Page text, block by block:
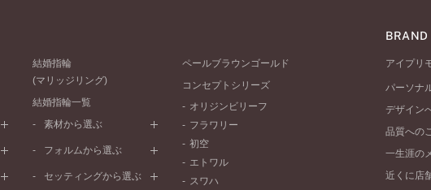
結婚指輪
(マリッジリング)
結婚指輪一覧
素材から選ぶ
プラチナ
ピンクゴールド
フォルムから選ぶ
ストレートライン
セッティングから選ぶ
ペールブラウンゴールド
コンセプトシリーズ
オリジンビリーフ
フラワリー
初空
エトワル
スワハ
BRAND
アイプリ
パーソナ
デザイン
品質への
一生涯の
近くに店